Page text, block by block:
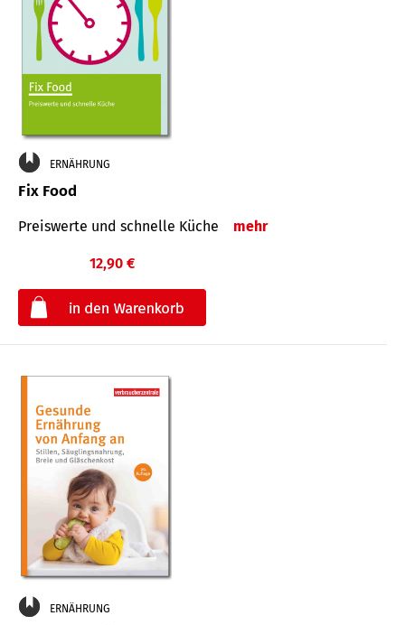
ERNÄHRUNG
Fix Food
Preiswerte und schnelle Küche mehr
12,90 €
ERNÄHRUNG